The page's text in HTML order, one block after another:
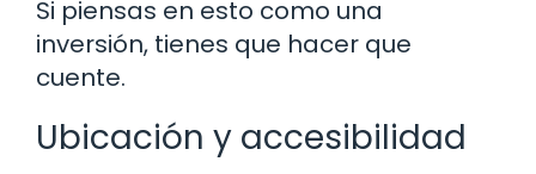
Si piensas en esto como una
inversión, tienes que hacer que
cuente.
Ubicación y accesibilidad